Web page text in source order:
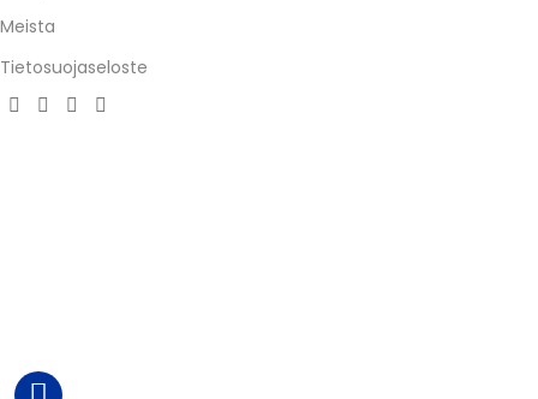
Meista
Tietosuojaseloste